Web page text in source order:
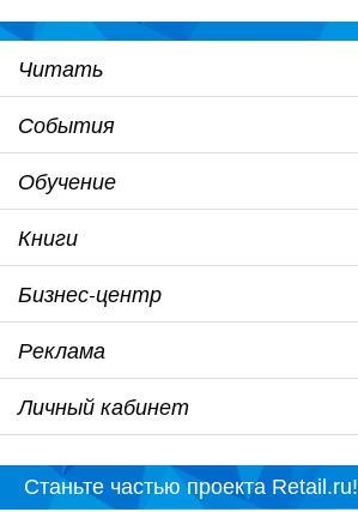
Читать
События
Обучение
Книги
Бизнес-центр
Реклама
Личный кабинет
Станьте частью проекта Retail.ru!